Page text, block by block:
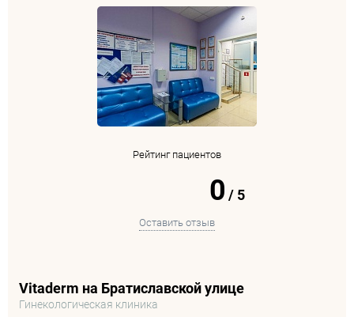
Рейтинг пациентов
0 / 5
Оставить отзыв
Vitaderm на Братиславской улице
Гинекологическая клиника